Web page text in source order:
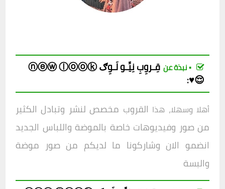
▪︎ نبذة عن قِـروِبِ نِيِّـو لَـوِګ ⓝⓔⓦ ⓛⓞⓞⓚ
😌♥️
:
أهلا وسهلا، هذا القروب مخصص لنشر وتبادل الكثير
من صور وفيديوهات خاصة بالموضة واللباس الجديد
انضمو الان وشاركونا ما لديكم من صور موضة
والبسة